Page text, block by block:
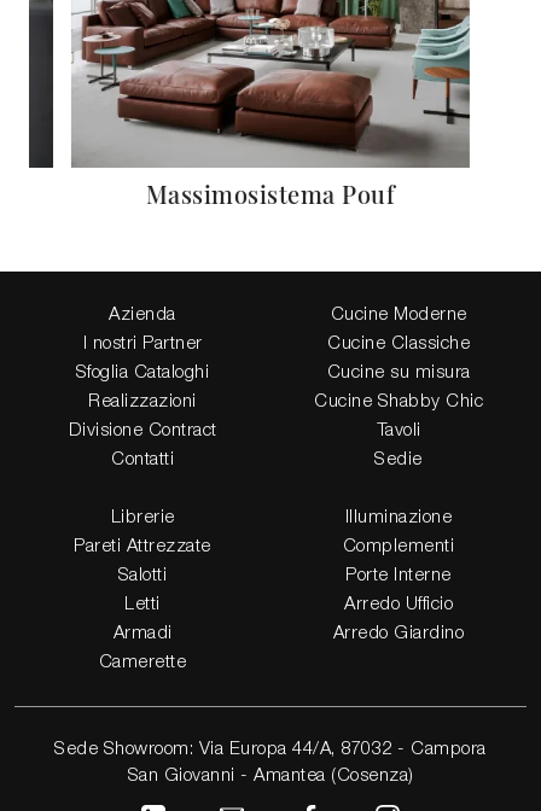
Massimosistema Pouf
Azienda
I nostri Partner
Sfoglia Cataloghi
Realizzazioni
Divisione Contract
Contatti
Cucine Moderne
Cucine Classiche
Cucine su misura
Cucine Shabby Chic
Tavoli
Sedie
Librerie
Pareti Attrezzate
Salotti
Letti
Armadi
Camerette
Illuminazione
Complementi
Porte Interne
Arredo Ufficio
Arredo Giardino
Sede Showroom: Via Europa 44/A, 87032 - Campora
San Giovanni - Amantea (Cosenza)